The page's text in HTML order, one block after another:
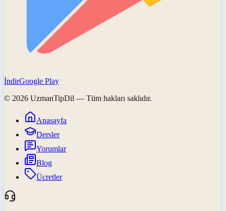
İndirGoogle Play
© 2026 UzmanTipDil — Tüm hakları saklıdır.
Anasayfa
Dersler
Yorumlar
Blog
Ücretler